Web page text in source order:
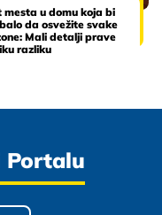
mesta u domu koja bi
da osvežite svake
Mali detalji prave
razliku
Portalu